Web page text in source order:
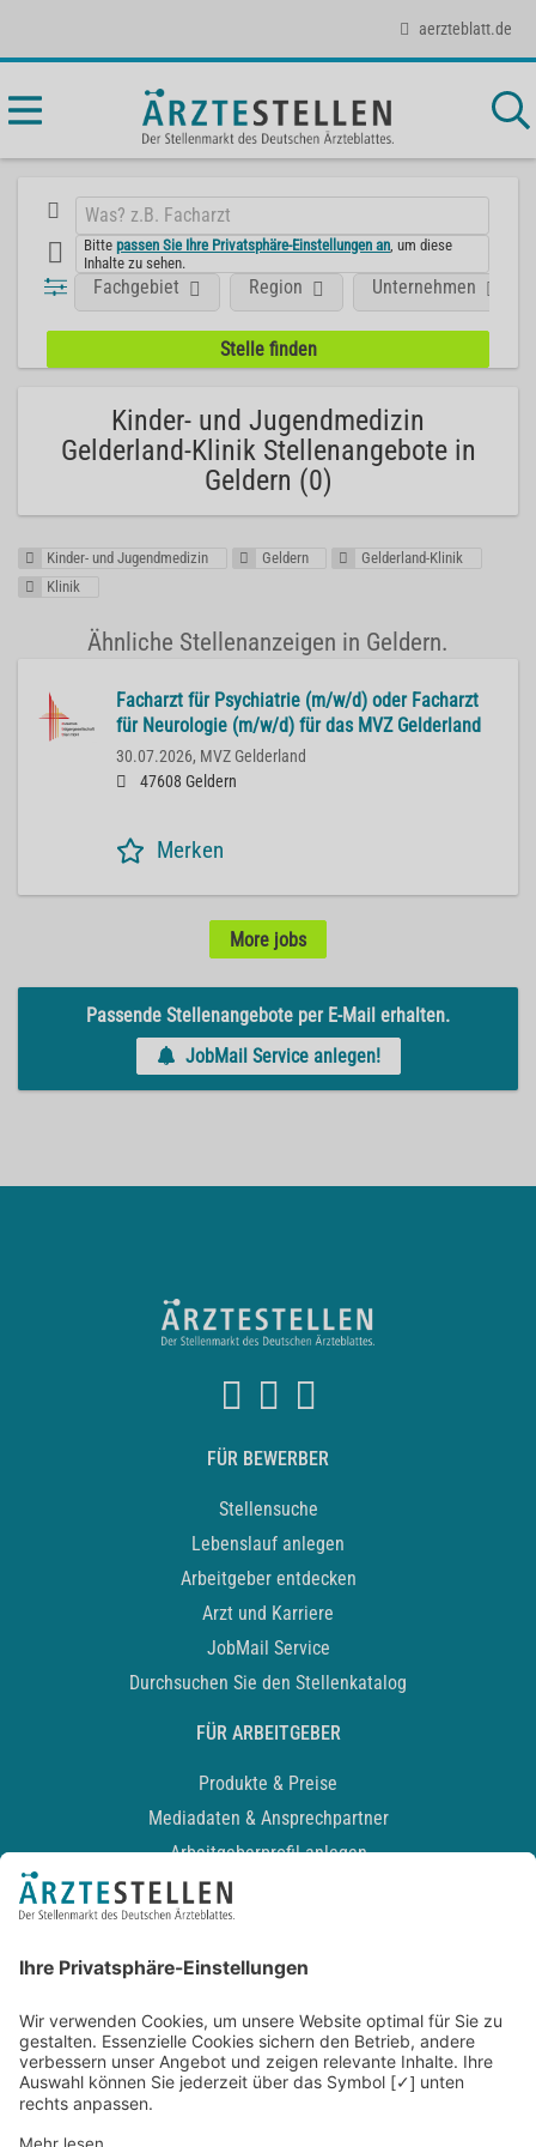
aerzteblatt.de
Bittepassen Sie Ihre Privatsphäre-Einstellungen an , um diese
Inhalte zu sehen.
Fachgebiet Region Unternehmen
Kinder- und Jugendmedizin
Gelderland-Klinik Stellenangebote in
Geldern (0)
Kinder- und Jugendmedizin Geldern
Gelderland-Klinik
Klinik
Ähnliche Stellenanzeigen in Geldern.
Facharzt für Psychiatrie (m/w/d) oder Facharzt
für Neurologie (m/w/d) für das MVZ Gelderland
30.07.2026, MVZ Gelderland
47608 Geldern
Merken
More jobs
Passende Stellenangebote per E-Mail erhalten.
JobMail Service anlegen!
FÜR BEWERBER
Stellensuche
Lebenslauf anlegen
Arbeitgeber entdecken
Arzt und Karriere
JobMail Service
Durchsuchen Sie den Stellenkatalog
FÜR ARBEITGEBER
Produkte & Preise
Mediadaten & Ansprechpartner
Arbeitgeberprofil anlegen
Recruiting-Podcast
Kontakt
Datenschutz
Newsletter